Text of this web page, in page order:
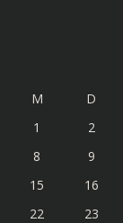
M
D
1
2
8
9
15
16
22
23